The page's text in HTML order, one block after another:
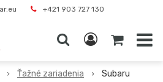
+421 903 727 130
Ťažné zariadenia Subaru